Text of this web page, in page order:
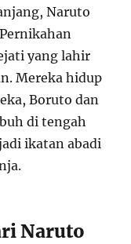
Naruto
yang lahir
Mereka hidup
Boruto dan
di tengah
ikatan abadi
Naruto